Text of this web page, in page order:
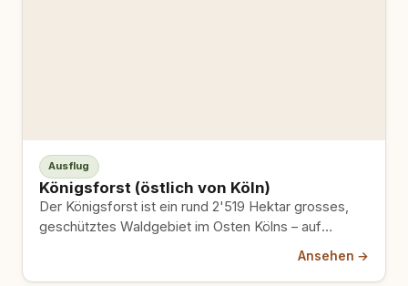
Ausflug
Königsforst (östlich von Köln)
Der Königsforst ist ein rund 2'519 Hektar grosses,
geschütztes Waldgebiet im Osten Kölns – auf
Ansehen →